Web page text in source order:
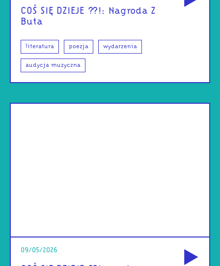
COŚ SIĘ DZIEJE ??!: Nagroda Z
Buta
literatura poezja wydarzenia
audycja muzyczna
09/05/2026